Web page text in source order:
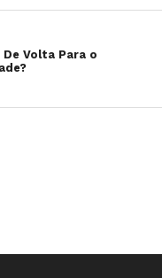
Volta Para o